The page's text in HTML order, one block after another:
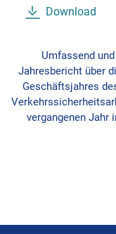
Download
Umfassend
Jahresbericht über
Geschäftsjahres
vergangenen Jahr